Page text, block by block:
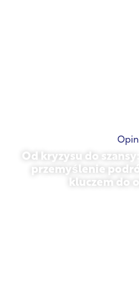
Od kryzysu do
przemyślenie
kluczem do